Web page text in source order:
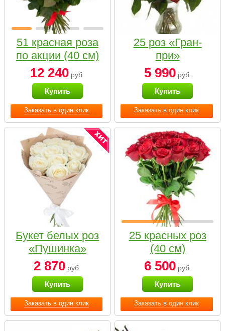
Заказать в один клик
51 красная роза
по акции (40 см)
12 240 руб.
Купить
Заказать в один клик
25 роз «Гран-
при»
5 990руб.
Купить
Заказать в один клик
Букет белых роз
«Пушинка»
2 870 руб.
Купить
Заказать в один клик
25 красных роз
(40 см)
6 500руб.
Купить